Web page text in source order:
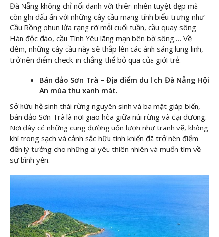
Đà Nẵng không chỉ nổi danh với thiên nhiên tuyệt đẹp mà
còn ghi dấu ấn với những cây cầu mang tính biểu trưng như
Cầu Rồng phun lửa rạng rỡ mỗi cuối tuần, cầu quay sông
Hàn độc đáo, cầu Tình Yêu lãng mạn bên bờ sông,… Về
đêm, những cây cầu này sẽ thắp lên các ánh sáng lung linh,
trở nên điểm check-in chẳng thể bỏ qua của giới trẻ.
Bán đảo Sơn Trà – Địa điểm du lịch Đà Nẵng Hội
An mùa thu xanh mát.
Sở hữu hệ sinh thái rừng nguyên sinh và ba mặt giáp biển,
bán đảo Sơn Trà là nơi giao hòa giữa núi rừng và đại dương.
Nơi đây có những cung đường uốn lượn như tranh vẽ, không
khí trong sạch và cảnh sắc hữu tình khiến đã trở nên điểm
đến lý tưởng cho những ai yêu thiên nhiên và muốn tìm về
sự bình yên.